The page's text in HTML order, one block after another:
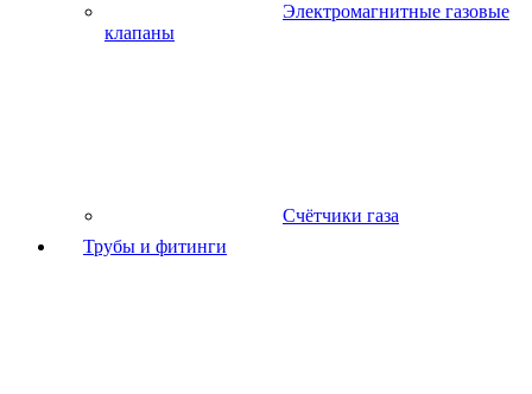
Электромагнитные газовые
клапаны
Счётчики газа
Трубы и фитинги